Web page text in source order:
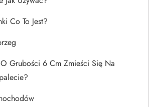
Co To Jest?
Grubości 6 Cm Zmieści Się Na